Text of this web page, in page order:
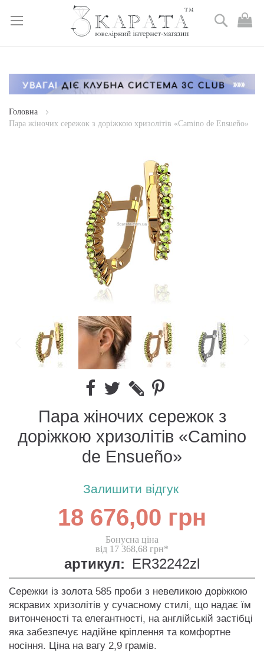
Skip
Content
Пошук
Головна
Пара жіночих сережок з доріжкою хризолітів «Camino de Ensueño»
Пара жіночих сережок з
доріжкою хризолітів «Camino
de Ensueño»
Залишити відгук
18 676,00 грн
Бонусна ціна
від 17 368,68 грн*
артикул: ER32242zl
Сережки із золота 585 проби з невеликою доріжкою
яскравих хризолітів у сучасному стилі, що надає їм
витонченості та елегантності, на англійській застібці
яка забезпечує надійне кріплення та комфортне
носіння. Ціна на вагу 2,9 грамів.